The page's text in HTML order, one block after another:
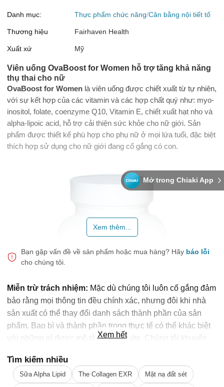
Mở trong Chiaki App
Danh mục: Thực phẩm chức năng Cân bằng nội tiết tố
Thương hiệu Fairhaven Health
Xuất xứ Mỹ
Viên uống OvaBoost for Women hỗ trợ tăng khả năng
thụ thai cho nữ
OvaBoost for Women là viên uống được chiết xuất từ tự nhiên,
với sự kết hợp của các vitamin và các hợp chất quý như: myo-
inositol, folate, coenzyme Q10, Vitamin E, chiết xuất hạt nho và
alpha-lipoic acid, hỗ trợ cải thiện sức khỏe cho nữ giới. Sản
phẩm được thiết kế phù hợp cho phụ nữ ở mọi lứa tuổi, đặc biệt
thích hợp sử dụng cho nữ giới đang cố gắng có con.
Xem thêm...
Bạn gặp vấn đề về sản phẩm hoặc mua hàng? Hãy báo lỗi
cho chúng tôi.
Miễn trừ trách nhiệm: Mặc dù chúng tôi luôn cố gắng đảm
bảo rằng mọi thông tin đều chính xác, nhưng đôi khi nhà
sản xuất có thể thay đổi danh sách thành phần của sản
phẩm. Bao bì và thành phần trong thực tế có thể khác biệt
với những gì được mô tả trên website. Chúng tôi khuyến
website, mà hãy luôn luôn đọc nhãn mác, cảnh báo và
hướng dẫn sử dụng trước khi dùng sản phẩm. Để biết
Xem hết
Tìm kiếm nhiều
Sữa Alpha Lipid The Collagen EXR Mặt nạ đất sét
🎁 Đừng Bỏ Lỡ! 🎁